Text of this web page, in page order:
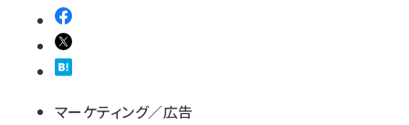
マーケティング／広告